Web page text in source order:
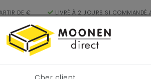
DE €
LIVRÉ À 2 JOURS SI COMMANDÉ
17H
FR